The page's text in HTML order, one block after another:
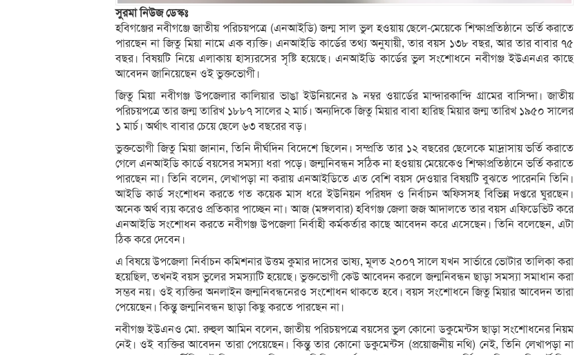
সুরমা নিউজ ডেস্কঃ
হবিগঞ্জের নবীগঞ্জে জাতীয় পরিচয়পত্রে (এনআইডি) জন্ম সাল ভুল হওয়ায় ছেলে-মেয়েকে শিক্ষাপ্রতিষ্ঠানে ভর্তি করাতে
পারছেন না জিতু মিয়া নামে এক ব্যক্তি। এনআইডি কার্ডের তথ্য অনুযায়ী, তার বয়স ১৩৮ বছর, আর তার বাবার ৭৫
বছর। বিষয়টি নিয়ে এলাকায় হাস্যরসের সৃষ্টি হয়েছে। এনআইডি কার্ডের ভুল সংশোধনে নবীগঞ্জ ইউএনএর কাছে
আবেদন জানিয়েছেন ওই ভুক্তভোগী।
জিতু মিয়া নবীগঞ্জ উপজেলার কালিয়ার ভাঙা ইউনিয়নের ৯ নম্বর ওয়ার্ডের মান্দারকান্দি গ্রামের বাসিন্দা। জাতীয়
পরিচয়পত্রে তার জন্ম তারিখ ১৮৮৭ সালের ২ মার্চ। অন্যদিকে জিতু মিয়ার বাবা হারিছ মিয়ার জন্ম তারিখ ১৯৫০ সালের
১ মার্চ। অর্থাৎ বাবার চেয়ে ছেলে ৬৩ বছরের বড়।
ভুক্তভোগী জিতু মিয়া জানান, তিনি দীর্ঘদিন বিদেশে ছিলেন। সম্প্রতি তার ১২ বছরের ছেলেকে মাদ্রাসায় ভর্তি করাতে
গেলে এনআইডি কার্ডে বয়সের সমস্যা ধরা পড়ে। জন্মনিবন্ধন সঠিক না হওয়ায় মেয়েকেও শিক্ষাপ্রতিষ্ঠানে ভর্তি করাতে
পারছেন না। তিনি বলেন, লেখাপড়া না করায় এনআইডিতে এত বেশি বয়স দেওয়ার বিষয়টি বুঝতে পারেননি তিনি।
আইডি কার্ড সংশোধন করতে গত কয়েক মাস ধরে ইউনিয়ন পরিষদ ও নির্বাচন অফিসসহ বিভিন্ন দপ্তরে ঘুরছেন।
অনেক অর্থ ব্যয় করেও প্রতিকার পাচ্ছেন না। আজ (মঙ্গলবার) হবিগঞ্জ জেলা জজ আদালতে তার বয়স এফিডেভিট করে
এনআইডি সংশোধন করতে নবীগঞ্জ উপজেলা নির্বাহী কর্মকর্তার কাছে আবেদন করে এসেছেন। তিনি বলেছেন, এটা
ঠিক করে দেবেন।
এ বিষয়ে উপজেলা নির্বাচন কমিশনার উত্তম কুমার দাসের ভাষ্য, মূলত ২০০৭ সালে যখন সার্ভারে ভোটার তালিকা করা
হয়েছিল, তখনই বয়স ভুলের সমস্যাটি হয়েছে। ভুক্তভোগী কেউ আবেদন করলে জন্মনিবন্ধন ছাড়া সমস্যা সমাধান করা
সম্ভব নয়। ওই ব্যক্তির অনলাইন জন্মনিবন্ধনেরও সংশোধন থাকতে হবে। বয়স সংশোধনে জিতু মিয়ার আবেদন তারা
পেয়েছেন। কিন্তু জন্মনিবন্ধন ছাড়া কিছু করতে পারছেন না।
নবীগঞ্জ ইউএনও মো. রুহুল আমিন বলেন, জাতীয় পরিচয়পত্রে বয়সের ভুল কোনো ডকুমেন্টস ছাড়া সংশোধনের নিয়ম
নেই। ওই ব্যক্তির আবেদন তারা পেয়েছেন। কিন্তু তার কোনো ডকুমেন্টস (প্রয়োজনীয় নথি) নেই, তিনি লেখাপড়া না